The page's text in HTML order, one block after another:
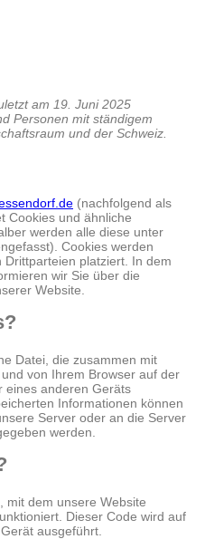
am 19. Juni 2025
Personen mit ständigem
und der Schweiz.
(nachfolgend als
Cookies und ähnliche
werden alle diese unter
Cookies werden
platziert. In dem
wir Sie über die
Website.
Datei, die zusammen mit
von Ihrem Browser auf der
eines anderen Geräts
Informationen können
Server oder an die Server
werden.
mit dem unsere Website
Dieser Code wird auf
ausgeführt.